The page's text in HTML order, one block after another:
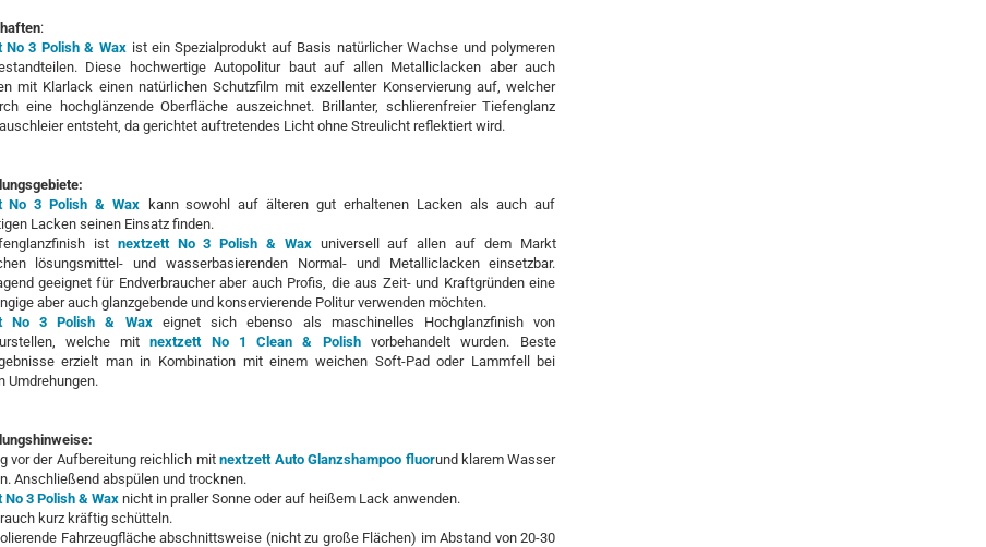
:
No 3 Polish & Wax ist ein Spezialprodukt auf Basis natürlicher Wachse und polymeren
Diese hochwertige Autopolitur baut auf allen Metalliclacken aber auch
mit Klarlack einen natürlichen Schutzfilm mit exzellenter Konservierung auf, welcher
eine hochglänzende Oberfläche auszeichnet. Brillanter, schlierenfreier Tiefenglanz
entsteht, da gerichtet auftretendes Licht ohne Streulicht reflektiert wird.
No 3 Polish & Wax
kann sowohl auf älteren gut erhaltenen Lacken als auch auf
Lacken seinen Einsatz finden.
ist nextzett No 3 Polish & Wax universell auf allen auf dem Markt
lösungsmittel- und wasserbasierenden Normal- und Metalliclacken einsetzbar.
geeignet für Endverbraucher aber auch Profis, die aus Zeit- und Kraftgründen eine
aber auch glanzgebende und konservierende Politur verwenden möchten.
No 3 Polish & Wax eignet sich ebenso als maschinelles Hochglanzfinish von
welche mitnextzett No 1 Clean & Polish vorbehandelt wurden. Beste
erzielt man in Kombination mit einem weichen Soft-Pad oder Lammfell bei
Umdrehungen.
vor der Aufbereitung reichlich mitnextzett Auto Glanzshampoo fluorund klarem Wasser
Anschließend abspülen und trocknen.
3 Polish & Wax nicht in praller Sonne oder auf heißem Lack anwenden.
kurz kräftig schütteln.
Fahrzeugfläche abschnittsweise (nicht zu große Flächen) im Abstand von 20-30